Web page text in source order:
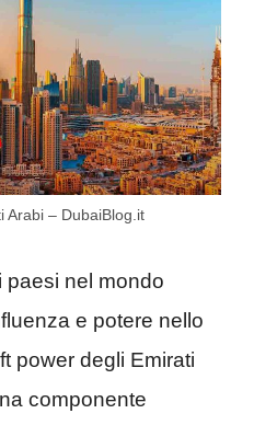
Arabi – DubaiBlog.it
paesi nel mondo
e potere nello
power degli Emirati
componente